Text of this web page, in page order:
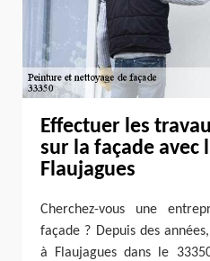
Effectuer les
sur la façade avec
Flaujagues
Cherchez-vous une
façade ? Depuis des
à Flaujagues dans le